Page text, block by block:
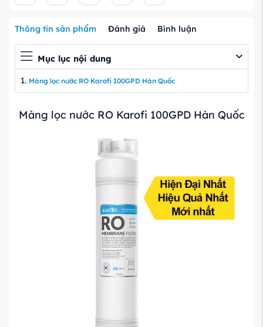
Thông tin sản phẩm Đánh giá Bình luận
Mục lục nội dung
Màng lọc nước RO Karofi 100GPD Hàn Quốc
Màng lọc nước RO Karofi 100GPD Hàn Quốc